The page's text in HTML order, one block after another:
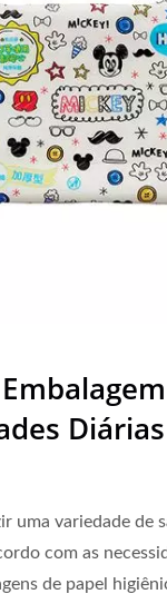
Diárias
uma variedade de
com as
de papel